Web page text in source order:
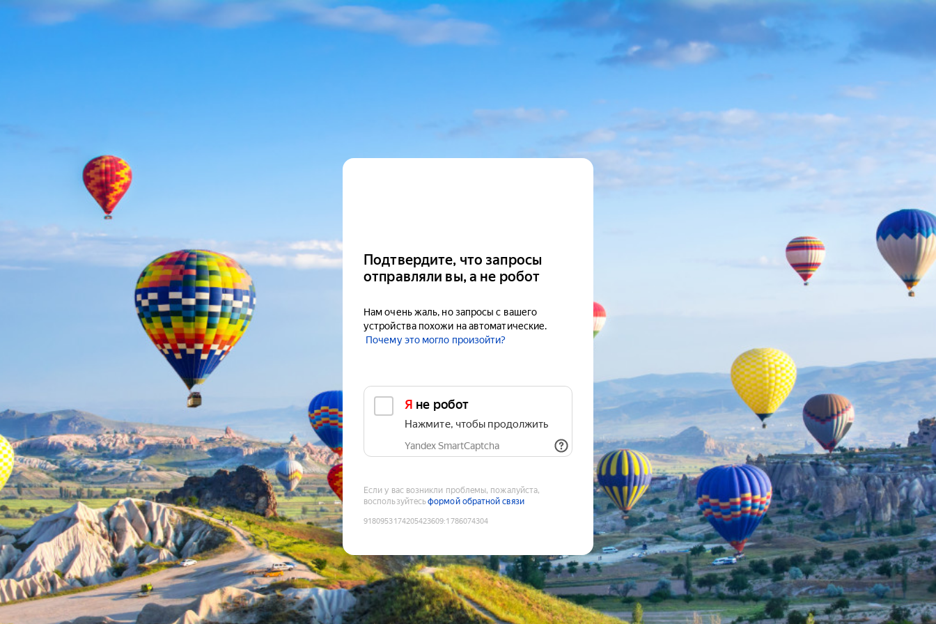
Подтвердите, что запросы
отправляли вы, а не робот
Нам очень жаль, но запросы с вашего
устройства похожи на автоматические.
Почему это могло произойти?
Я не робот
Нажмите, чтобы продолжить
Yandex SmartCaptcha
Если у вас возникли проблемы, пожалуйста,
воспользуйтесьформой обратной связи
9180953174205423609:1786074304